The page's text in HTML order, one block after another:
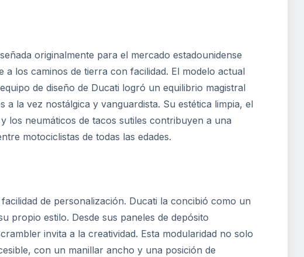
originalmente para el mercado estadounidense
los caminos de tierra con facilidad. El modelo actual
de diseño de Ducati logró un equilibrio magistral
la vez nostálgica y vanguardista. Su estética limpia, el
los neumáticos de tacos sutiles contribuyen a una
motociclistas de todas las edades.
de personalización. Ducati la concibió como un
propio estilo. Desde sus paneles de depósito
invita a la creatividad. Esta modularidad no solo
con un manillar ancho y una posición de